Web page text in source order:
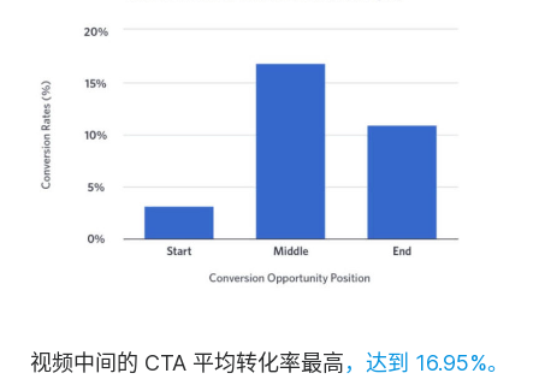
视频中间的 CTA 平均转化率最高，达到 16.95%。